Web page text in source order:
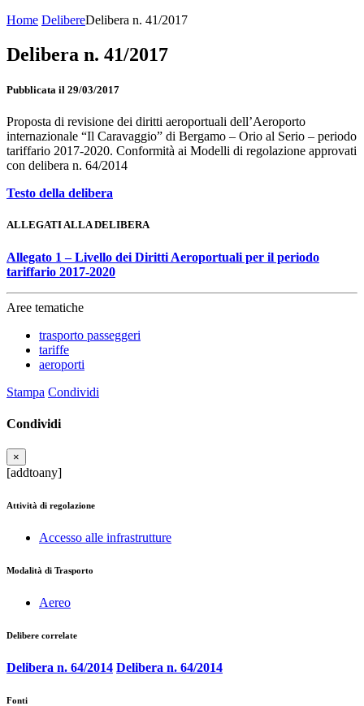
Home DelibereDelibera n. 41/2017
Delibera n. 41/2017
Pubblicata il 29/03/2017
Proposta di revisione dei diritti aeroportuali dell’Aeroporto
internazionale “Il Caravaggio” di Bergamo – Orio al Serio – periodo
tariffario 2017-2020. Conformità ai Modelli di regolazione approvati
con delibera n. 64/2014
Testo della delibera
ALLEGATI ALLA DELIBERA
Allegato 1 – Livello dei Diritti Aeroportuali per il periodo
tariffario 2017-2020
Aree tematiche
trasporto passeggeri
tariffe
aeroporti
Stampa Condividi
Condividi
×
[addtoany]
Attività di regolazione
Accesso alle infrastrutture
Modalità di Trasporto
Aereo
Delibere correlate
Delibera n. 64/2014 Delibera n. 64/2014
Fonti